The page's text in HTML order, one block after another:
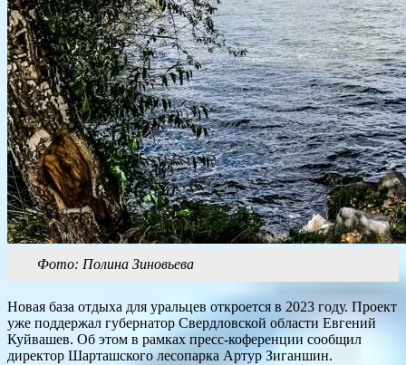
Фото: Полина Зиновьева
Новая база отдыха для уральцев откроется в 2023 году. Проект
уже поддержал губернатор Свердловской области Евгений
Куйвашев. Об этом в рамках пресс-коференции сообщил
директор Шарташского лесопарка Артур Зиганшин.